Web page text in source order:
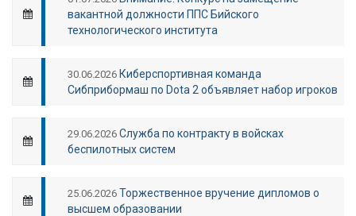
вакантной должности ППС Бийского
технологического института
30.06.2026 Киберспортивная команда
Сибприбормаш по Dota 2 объявляет набор игроков
29.06.2026 Служба по контракту в войсках
беспилотных систем
25.06.2026 Торжественное вручение дипломов о
высшем образовании